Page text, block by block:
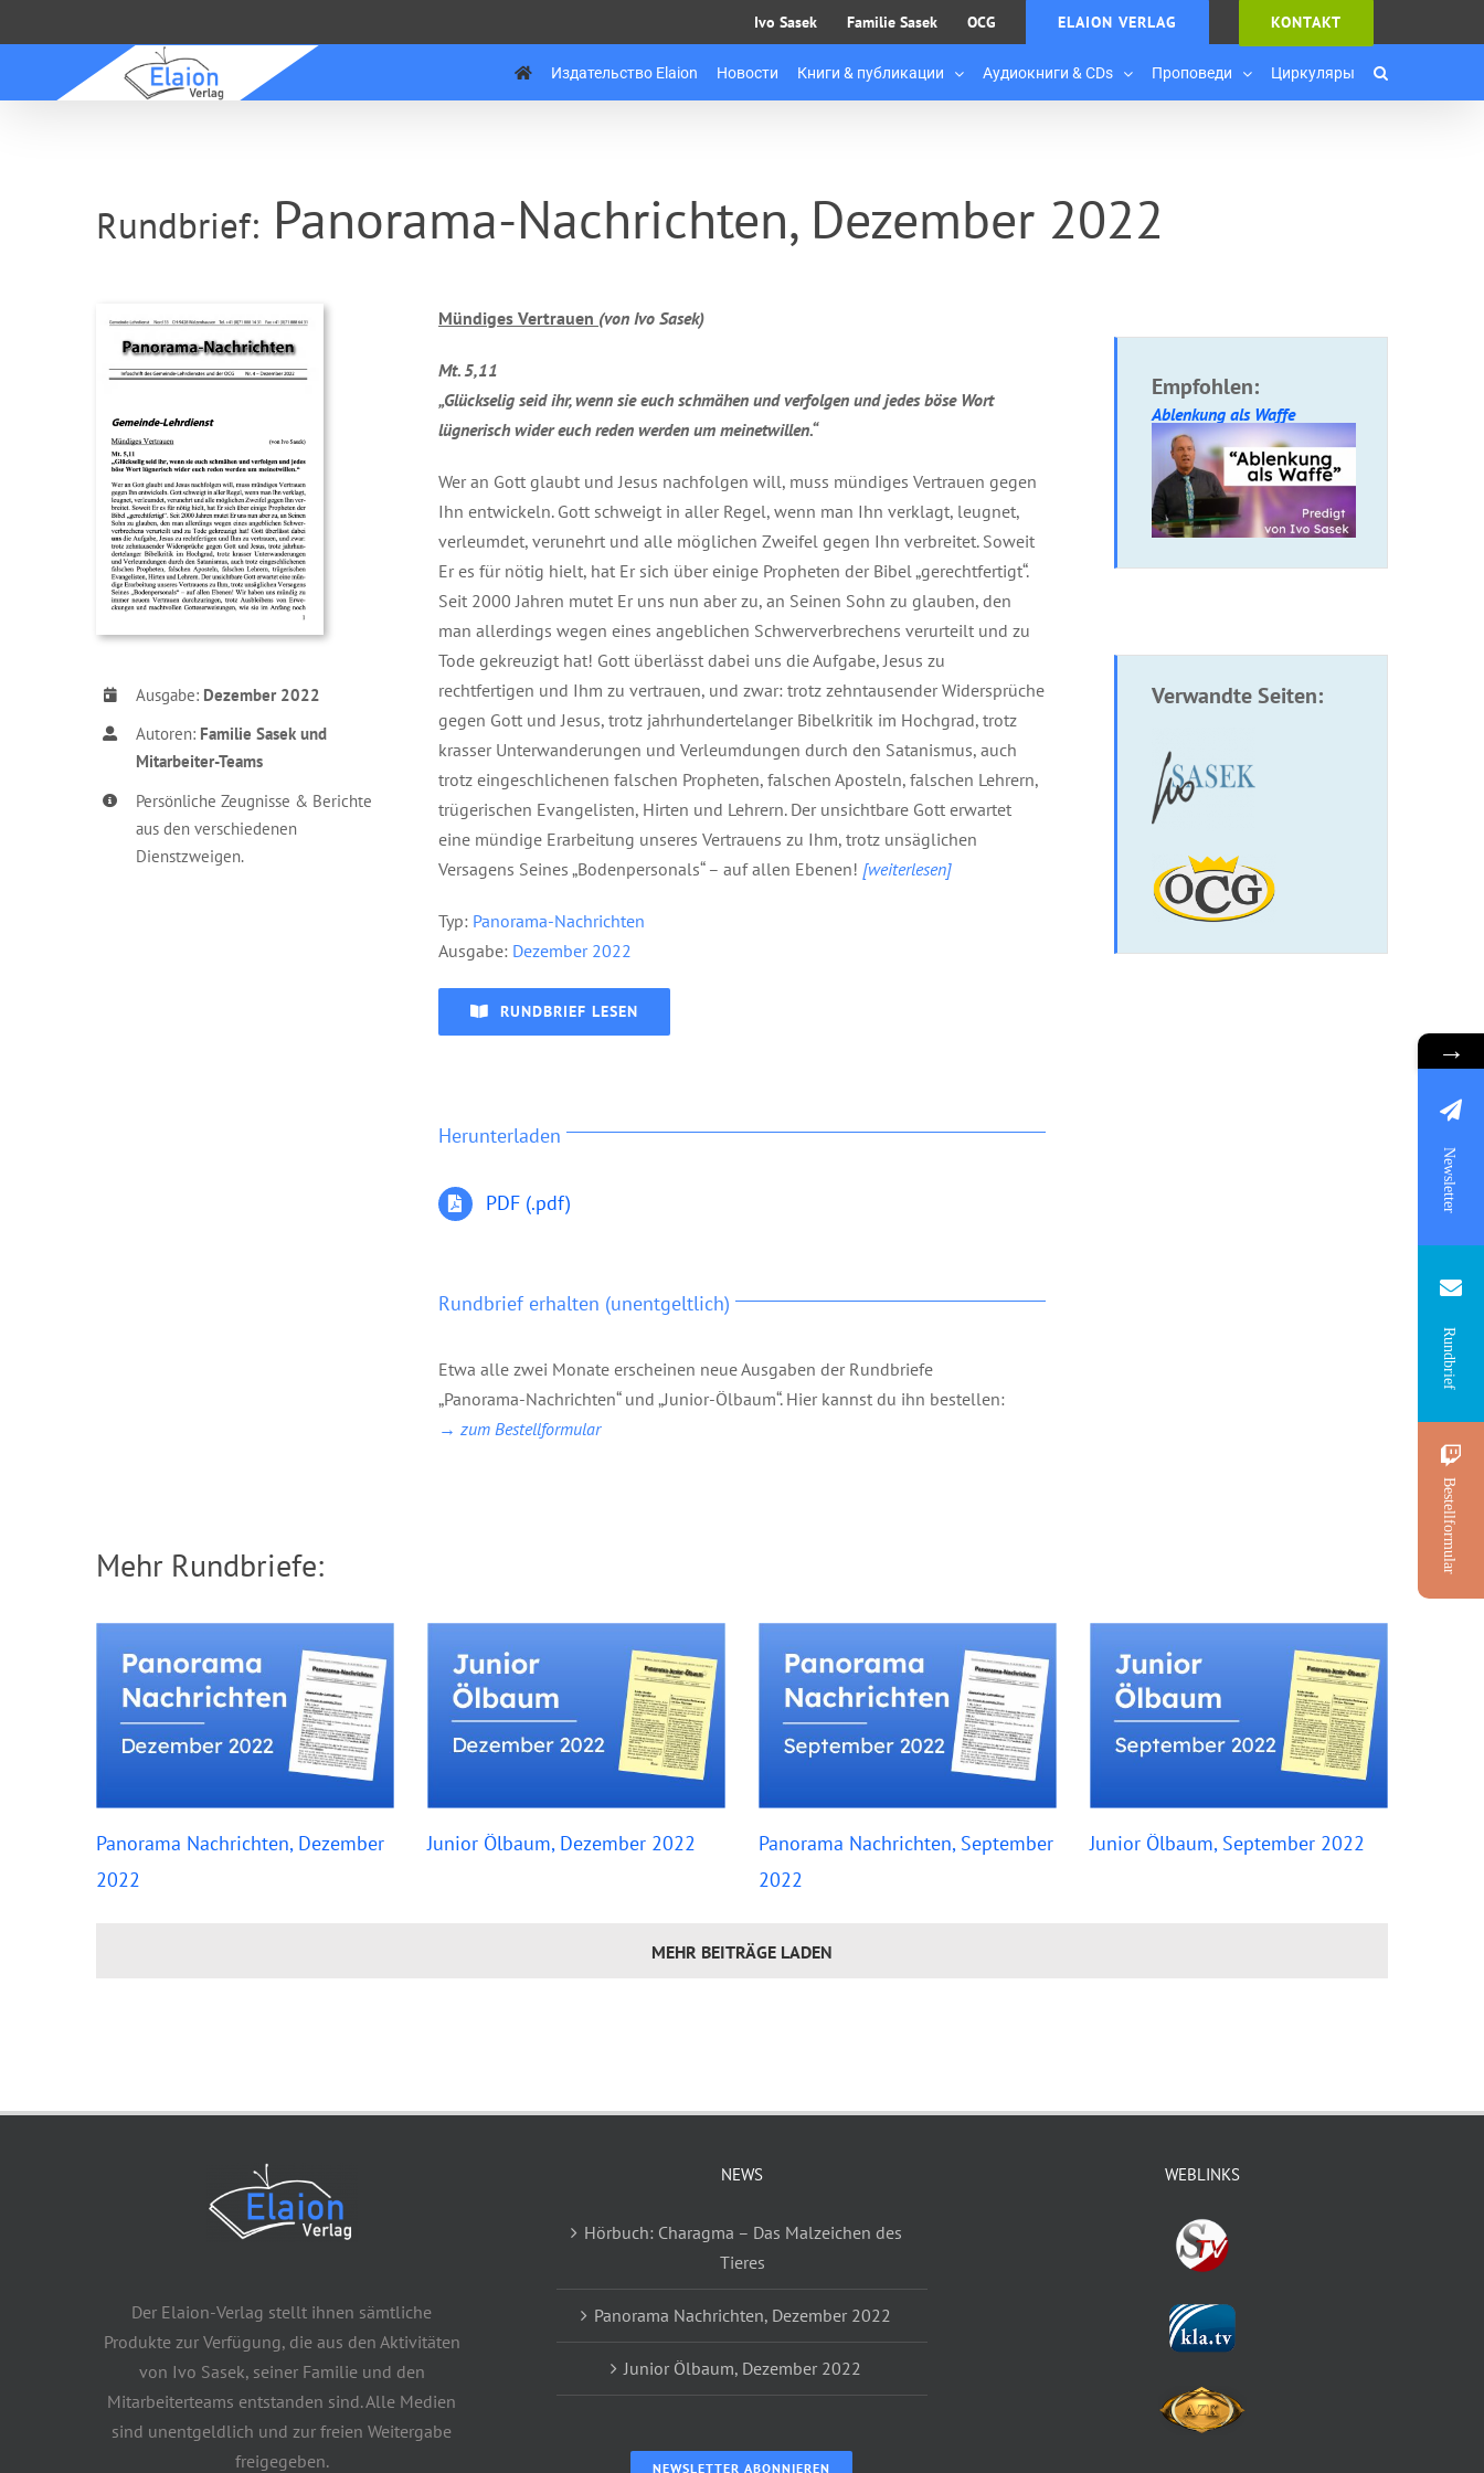
Inhalt
Ivo Sasek Familie Sasek OCG ELAION VERLAG KONTAKT
Издательство Elaion Новости Книги & публикации Аудиокниги & CDs Проповеди Циркуляры
Rundbrief: Panorama-Nachrichten, Dezember 2022
Ausgabe: Dezember 2022
Autoren: Familie Sasek und
Mitarbeiter-Teams
Persönliche Zeugnisse & Berichte
aus den verschiedenen
Dienstzweigen.
Mündiges Vertrauen (von Ivo Sasek)
Mt. 5,11
„Glückselig seid ihr, wenn sie euch schmähen und verfolgen und jedes böse Wort
lügnerisch wider euch reden werden um meinetwillen.“
Wer an Gott glaubt und Jesus nachfolgen will, muss mündiges Vertrauen gegen
Ihn entwickeln. Gott schweigt in aller Regel, wenn man Ihn verklagt, leugnet,
verleumdet, verunehrt und alle möglichen Zweifel gegen Ihn verbreitet. Soweit
Er es für nötig hielt, hat Er sich über einige Propheten der Bibel „gerechtfertigt“.
Seit 2000 Jahren mutet Er uns nun aber zu, an Seinen Sohn zu glauben, den
man allerdings wegen eines angeblichen Schwerverbrechens verurteilt und zu
Tode gekreuzigt hat! Gott überlässt dabei uns die Aufgabe, Jesus zu
rechtfertigen und Ihm zu vertrauen, und zwar: trotz zehntausender Widersprüche
gegen Gott und Jesus, trotz jahrhundertelanger Bibelkritik im Hochgrad, trotz
krasser Unterwanderungen und Verleumdungen durch den Satanismus, auch
trotz eingeschlichenen falschen Propheten, falschen Aposteln, falschen Lehrern,
trügerischen Evangelisten, Hirten und Lehrern. Der unsichtbare Gott erwartet
eine mündige Erarbeitung unseres Vertrauens zu Ihm, trotz unsäglichen
Versagens Seines „Bodenpersonals“ – auf allen Ebenen! [weiterlesen]
Typ: Panorama-Nachrichten
Ausgabe: Dezember 2022
RUNDBRIEF LESEN
Herunterladen
PDF (.pdf)
Rundbrief erhalten (unentgeltlich)
Etwa alle zwei Monate erscheinen neue Ausgaben der Rundbriefe
„Panorama-Nachrichten“ und „Junior-Ölbaum“. Hier kannst du ihn bestellen:
→ zum Bestellformular
Empfohlen:
Ablenkung als Waffe
Verwandte Seiten:
Mehr Rundbriefe:
Panorama Nachrichten, Dezember
2022
Junior Ölbaum, Dezember 2022
Panorama Nachrichten, September
2022
Junior Ölbaum, September 2022
MEHR BEITRÄGE LADEN
Der Elaion-Verlag stellt ihnen sämtliche
Produkte zur Verfügung, die aus den Aktivitäten
von Ivo Sasek, seiner Familie und den
Mitarbeiterteams entstanden sind. Alle Medien
sind unentgeldlich und zur freien Weitergabe
freigegeben.
NEWS
Hörbuch: Charagma – Das Malzeichen des
Tieres
Panorama Nachrichten, Dezember 2022
Junior Ölbaum, Dezember 2022
NEWSLETTER ABONNIEREN
WEBLINKS
→
Newsletter
Rundbrief
Bestellformular